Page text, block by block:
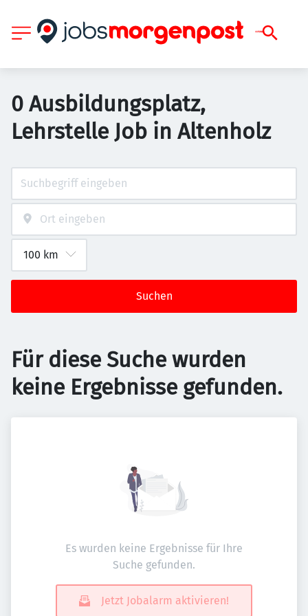
0 Ausbildungsplatz,
Lehrstelle Job in Altenholz
Suchen
Für diese Suche wurden
keine Ergebnisse gefunden.
Es wurden keine Ergebnisse für Ihre
Suche gefunden.
Jetzt Jobalarm aktivieren!